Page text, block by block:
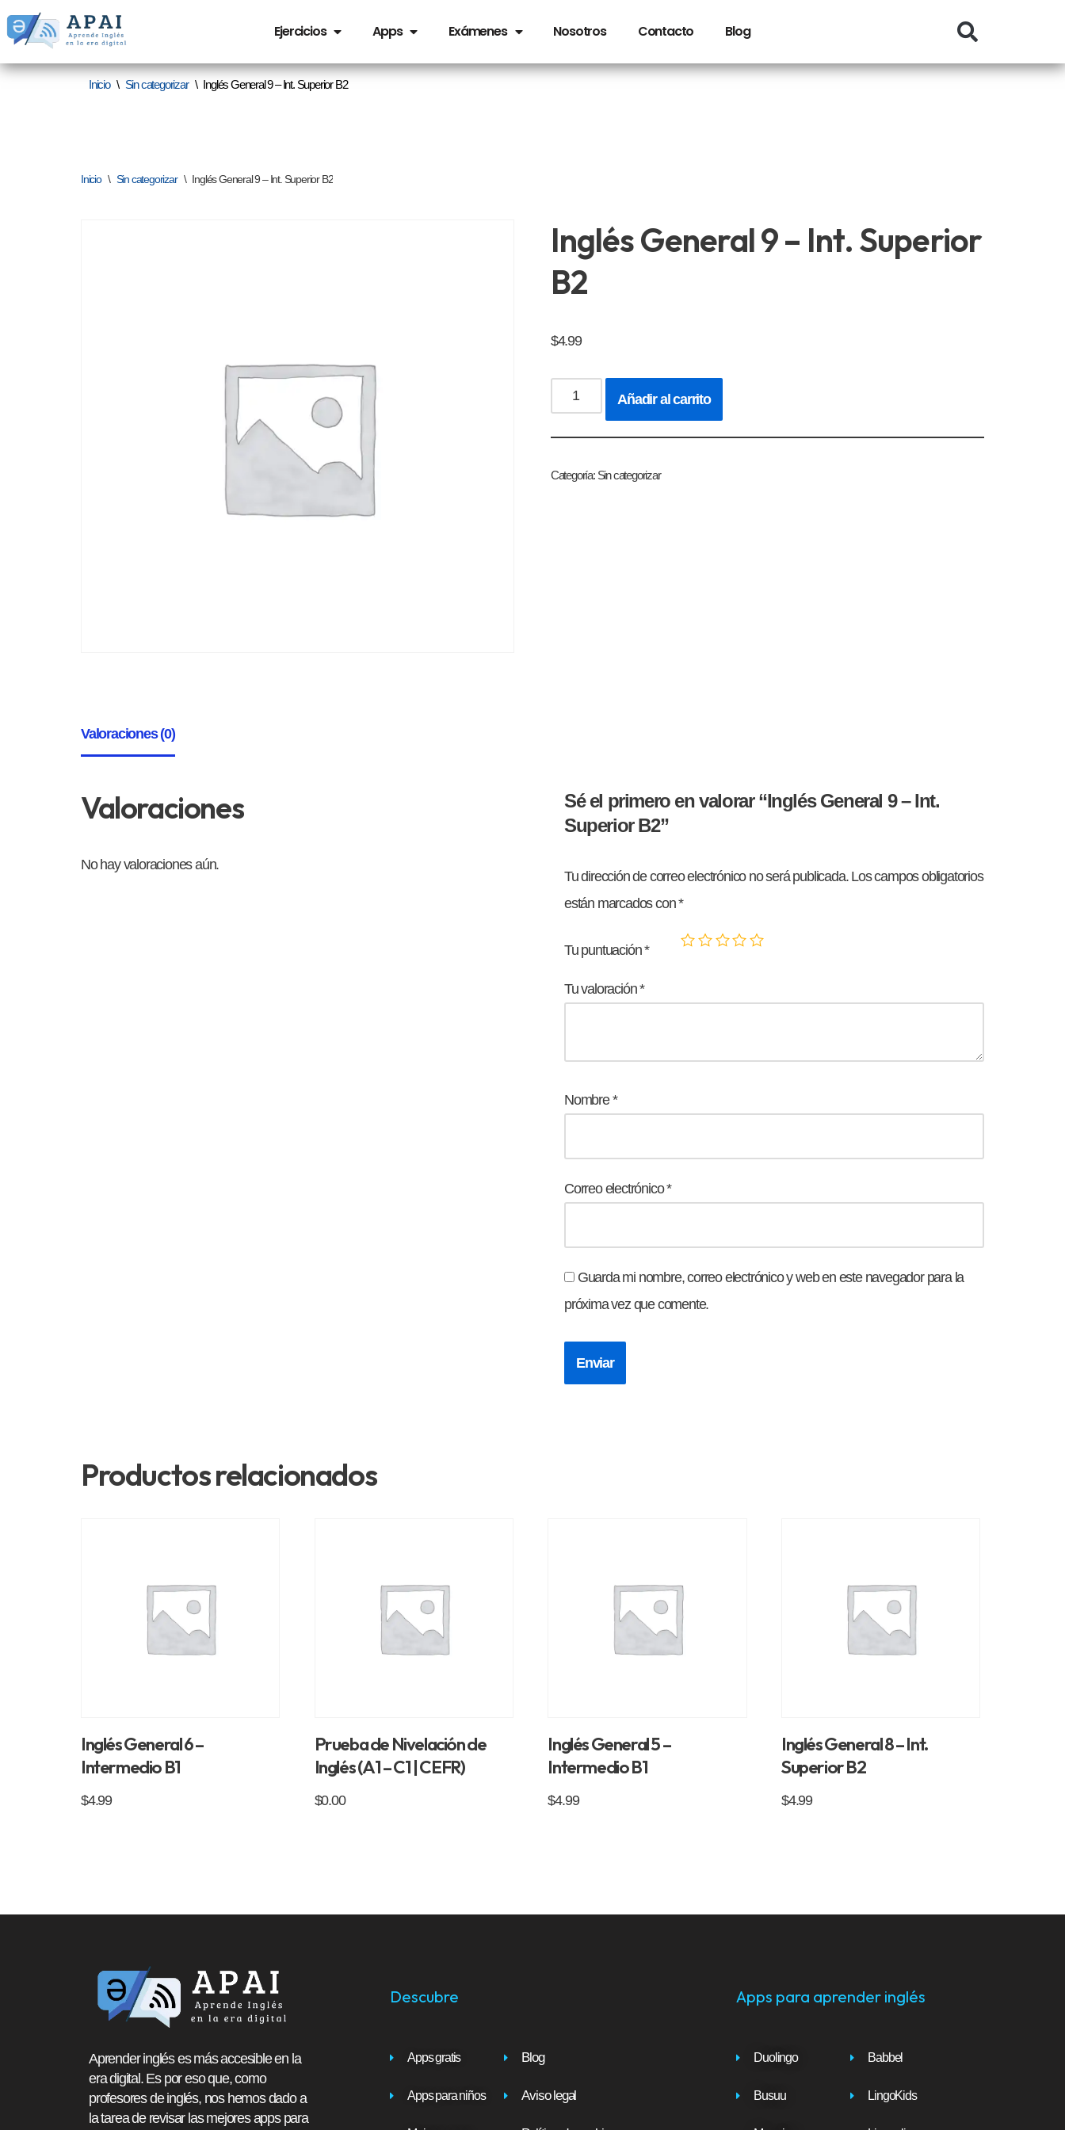
Saltar
al
Ejercicios Apps Exámenes Nosotros Contacto Blog
Inicio \ Sin categorizar \ Inglés General 9 – Int. Superior B2
Inicio \ Sin categorizar \ Inglés General 9 – Int. Superior B2
Inglés General 9 – Int. Superior
B2
$4.99
Añadir al carrito
Categoría: Sin categorizar
Valoraciones (0)
Valoraciones
No hay valoraciones aún.
Sé el primero en valorar “Inglés General 9 – Int.
Superior B2”
Tu dirección de correo electrónico no será publicada. Los campos obligatorios
están marcados con*
Tu puntuación*
Tu valoración*
Nombre*
Correo electrónico*
Guarda mi nombre, correo electrónico y web en este navegador para la
próxima vez que comente.
Productos relacionados
Inglés General 6 –
Intermedio B1
$4.99
Prueba de Nivelación de
Inglés (A1 – C1 | CEFR)
$0.00
Inglés General 5 –
Intermedio B1
$4.99
Inglés General 8 – Int.
Superior B2
$4.99
Aprender inglés es más accesible en la
era digital. Es por eso que, como
profesores de inglés, nos hemos dado a
la tarea de revisar las mejores apps para
Descubre
Apps gratis
Apps para niños
Blog
Aviso legal
Apps para aprender inglés
Duolingo
Busuu
Babbel
LingoKids